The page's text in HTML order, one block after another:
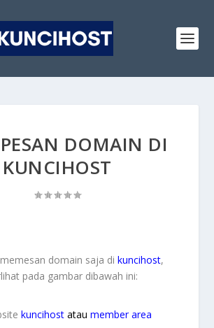
DOMAIN DI
KUNCIHOST
domain saja dikuncihost,
pada gambar dibawah ini:
kuncihost atau member area